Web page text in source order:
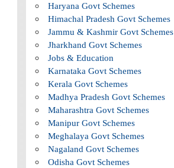
Haryana Govt Schemes
Himachal Pradesh Govt Schemes
Jammu & Kashmir Govt Schemes
Jharkhand Govt Schemes
Jobs & Education
Karnataka Govt Schemes
Kerala Govt Schemes
Madhya Pradesh Govt Schemes
Maharashtra Govt Schemes
Manipur Govt Schemes
Meghalaya Govt Schemes
Nagaland Govt Schemes
Odisha Govt Schemes